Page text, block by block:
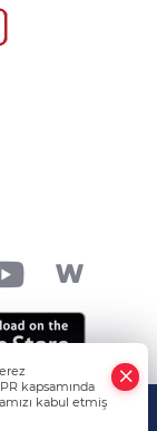
takılan
saklıdır.
kapsamında
kabul etmiş